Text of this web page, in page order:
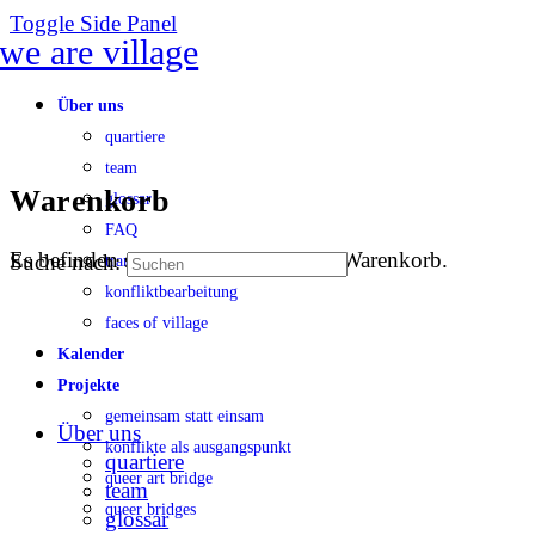
Toggle Side Panel
Über uns
quartiere
team
glossar
FAQ
transparenz
konfliktbearbeitung
faces of village
Kalender
Projekte
gemeinsam statt einsam
konflikte als ausgangspunkt
queer art bridge
queer bridges
Warenkorb
Es befinden sich keine Produkte im Warenkorb.
Suche nach:
Über uns
quartiere
team
glossar